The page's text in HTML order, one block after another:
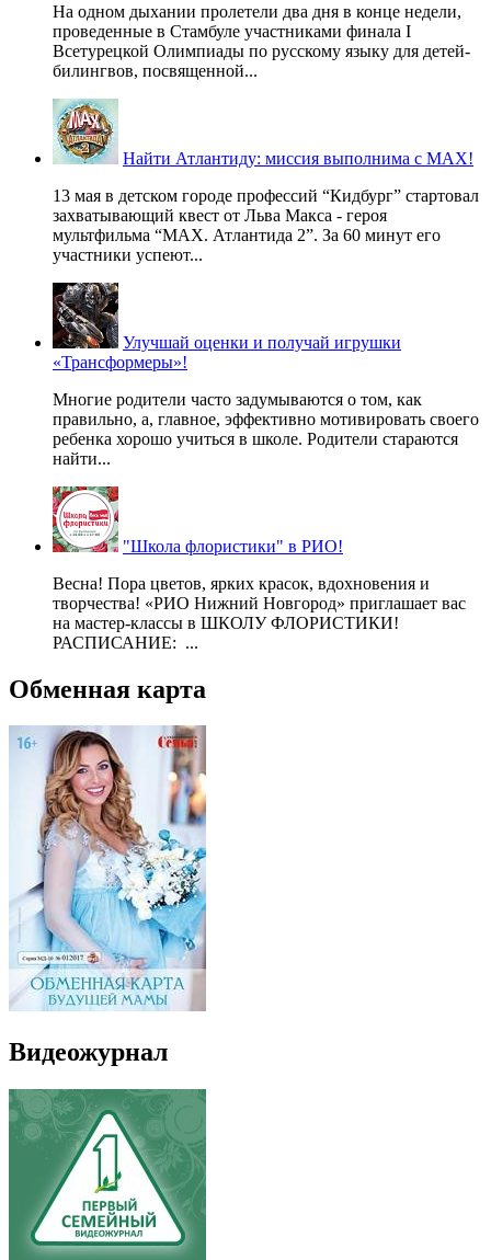
На одном дыхании пролетели два дня в конце недели,
проведенные в Стамбуле участниками финала I
Всетурецкой Олимпиады по русскому языку для детей-
билингвов, посвященной...
Найти Атлантиду: миссия выполнима с MAX!
13 мая в детском городе профессий “Кидбург” стартовал
захватывающий квест от Льва Макса - героя
мультфильма “MAX. Атлантида 2”. За 60 минут его
участники успеют...
Улучшай оценки и получай игрушки
«Трансформеры»!
Многие родители часто задумываются о том, как
правильно, а, главное, эффективно мотивировать своего
ребенка хорошо учиться в школе. Родители стараются
найти...
"Школа флористики" в РИО!
Весна! Пора цветов, ярких красок, вдохновения и
творчества! «РИО Нижний Новгород» приглашает вас
на мастер-классы в ШКОЛУ ФЛОРИСТИКИ!
РАСПИСАНИЕ: ...
Обменная карта
Видеожурнал